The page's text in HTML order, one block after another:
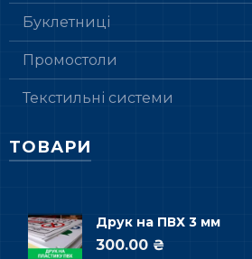
Буклетниці
Промостоли
Текстильні системи
ТОВАРИ
Друк на ПВХ 3 мм
300.00 ₴